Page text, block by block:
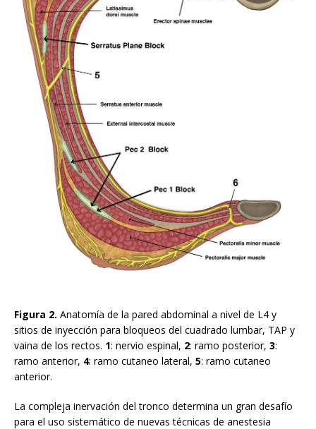
Figura 2. Anatomía de la pared abdominal a nivel de L4 y
sitios de inyección para bloqueos del cuadrado lumbar, TAP y
vaina de los rectos. 1: nervio espinal, 2: ramo posterior, 3:
ramo anterior, 4: ramo cutaneo lateral, 5: ramo cutaneo
anterior.
La compleja inervación del tronco determina un gran desafío
para el uso sistemático de nuevas técnicas de anestesia